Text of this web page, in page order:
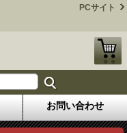
PCサイト
お問い合わせ